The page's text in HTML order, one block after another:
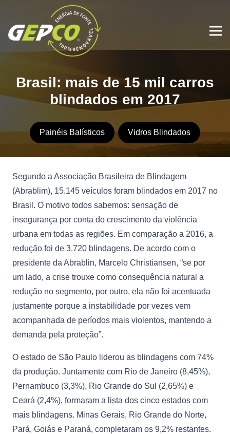
Brasil: mais de 15 mil carros
blindados em 2017
Painéis Balísticos Vidros Blindados
Segundo a Associação Brasileira de Blindagem
(Abrablim), 15.145 veículos foram blindados em 2017 no
Brasil. O motivo todos sabemos: sensação de
insegurança por conta do crescimento da violência
urbana em todas as regiões. Em comparação a 2016, a
redução foi de 3.720 blindagens. De acordo com o
presidente da Abrablin, Marcelo Christiansen, “se por
um lado, a crise trouxe como consequência natural a
redução no segmento, por outro, ela não foi acentuada
justamente porque a instabilidade por vezes vem
acompanhada de períodos mais violentos, mantendo a
demanda pela proteção”.
O estado de São Paulo liderou as blindagens com 74%
da produção. Juntamente com Rio de Janeiro (8,45%),
Pernambuco (3,3%), Rio Grande do Sul (2,65%) e
Ceará (2,4%), formaram a lista dos cinco estados com
mais blindagens. Minas Gerais, Rio Grande do Norte,
Pará, Goiás e Paraná, completaram os 9,2% restantes.